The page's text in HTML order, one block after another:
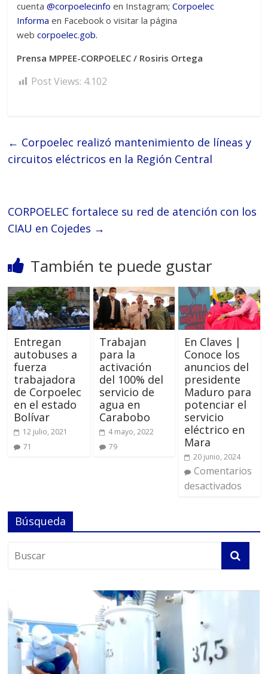
cuenta@corpoelecinfoen Instagram;Corpoelec
Informaen Facebook o visitar la página
webcorpoelec.gob.
Prensa MPPEE-CORPOELEC / Rosiris Ortega
Post Views: 4.102
← Corpoelec realizó mantenimiento de líneas y
circuitos eléctricos en la Región Central
CORPOELEC fortalece su red de atención con los
CIAU en Cojedes →
También te puede gustar
Entregan
autobuses a
fuerza
trabajadora
de Corpoelec
en el estado
Bolívar
12 julio, 2021
71
Trabajan
para la
activación
del 100% del
servicio de
agua en
Carabobo
4 mayo, 2022
79
En Claves |
Conoce los
anuncios del
presidente
Maduro para
potenciar el
servicio
eléctrico en
Mara
20 junio, 2024
Comentarios
desactivados
Búsqueda